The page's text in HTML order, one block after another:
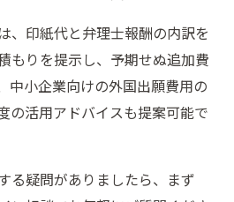
、印紙代と弁理士報酬の内訳を
もりを提示し、予期せぬ追加費
中小企業向けの外国出願費用の
の活用アドバイスも提案可能で
る疑問がありましたら、まず